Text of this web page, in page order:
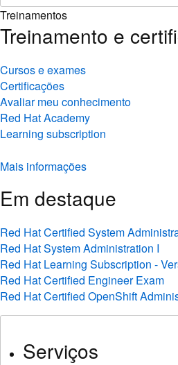
Treinamentos
Treinamento e
Cursos e exames
Certificações
Avaliar meu conhecimento
Red Hat Academy
Learning subscription
Mais informações
Em destaque
Red Hat Certified System
Red Hat System Administration I
Red Hat Learning Subscription -
Red Hat Certified Engineer Exam
Red Hat Certified OpenShift
Serviços